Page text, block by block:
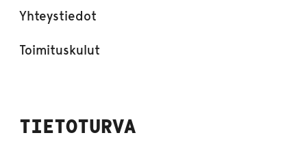
Yhteystiedot
Toimituskulut
TIETOTURVA